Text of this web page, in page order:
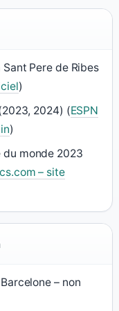
Pere de Ribes
)
2024) (ESPN
)
du monde 2023
– site
– non